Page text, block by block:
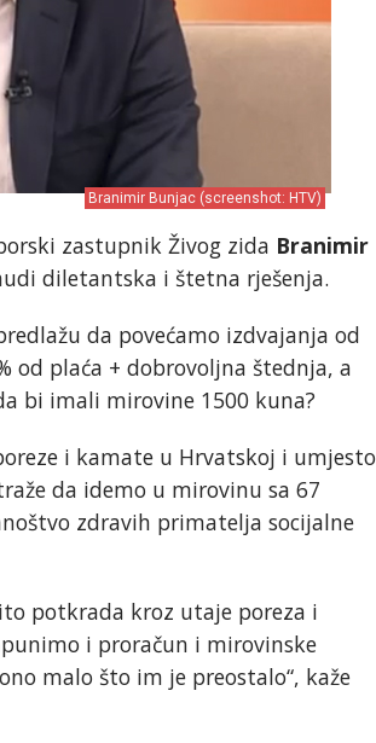
Branimir Bunjac (screenshot: HTV)
zastupnik Živog zida Branimir
diletantska i štetna rješenja.
da povećamo izdvajanja od
od plaća + dobrovoljna štednja, a
bi imali mirovine 1500 kuna?
i kamate u Hrvatskoj i umjesto
da idemo u mirovinu sa 67
zdravih primatelja socijalne
potkrada kroz utaje poreza i
i proračun i mirovinske
malo što im je preostalo“, kaže